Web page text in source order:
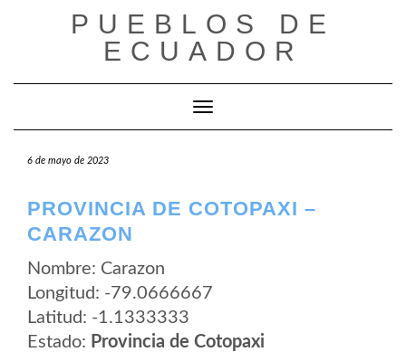
PUEBLOS DE
ECUADOR
Cambiar modo de navegación
6 de mayo de 2023
PROVINCIA DE COTOPAXI –
CARAZON
Nombre: Carazon
Longitud: -79.0666667
Latitud: -1.1333333
Estado: Provincia de Cotopaxi